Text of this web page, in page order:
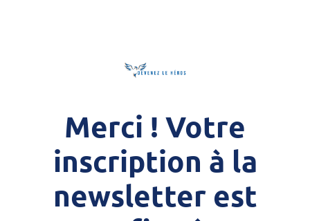
Merci ! Votre
inscription à la
newsletter est